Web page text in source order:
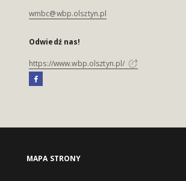
wmbc@wbp.olsztyn.pl
Odwiedź nas!
https://www.wbp.olsztyn.pl/
MAPA STRONY